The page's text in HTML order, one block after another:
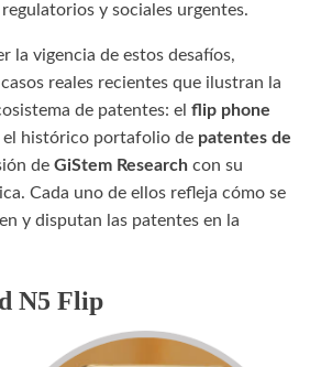
y sociales urgentes.
la vigencia de estos desafíos,
reales recientes que ilustran la
de patentes: el flip phone
el histórico portafolio de patentes de
de GiStem Research con su
Cada uno de ellos refleja cómo se
y disputan las patentes en la
N5 Flip